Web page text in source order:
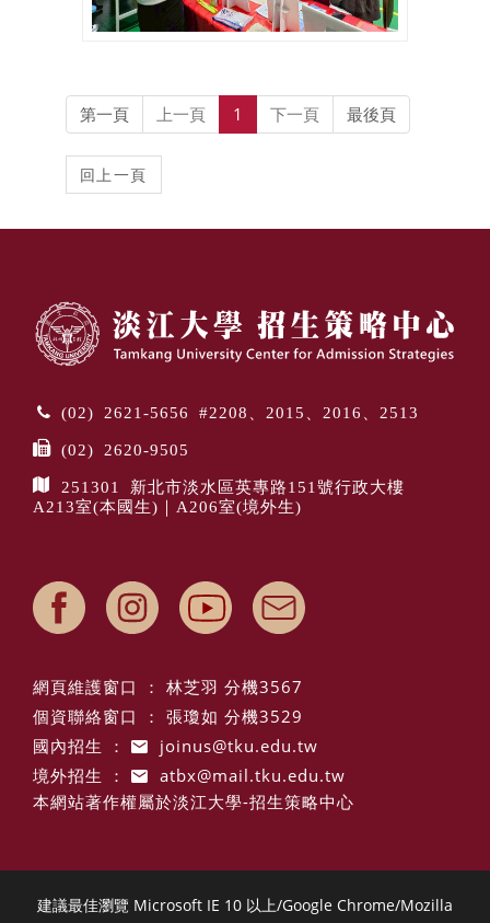
第一頁 上一頁 1 下一頁 最後頁
(02) 2621-5656 #2208、2015、2016、2513
(02) 2620-9505
251301 新北市淡水區英專路151號行政大樓
A213室(本國生)｜A206室(境外生)
網頁維護窗口 ： 林芝羽 分機3567
個資聯絡窗口 ： 張瓊如 分機3529
國內招生 ：
joinus@tku.edu.tw
境外招生 ：
atbx@mail.tku.edu.tw
本網站著作權屬於淡江大學-招生策略中心
建議最佳瀏覽 Microsoft IE 10 以上/Google Chrome/Mozilla